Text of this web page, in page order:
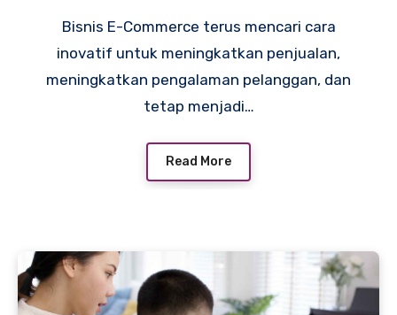
Bisnis E-Commerce terus mencari cara
inovatif untuk meningkatkan penjualan,
meningkatkan pengalaman pelanggan, dan
tetap menjadi…
Read More